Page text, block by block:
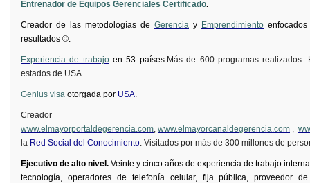
Entrenador de Equipos Gerenciales Certificado.
Creador de las metodologías de Gerencia y Emprendimiento
resultados ©.
Experiencia de trabajoen 53 países. Más de 600 programas realizados.
estados de USA.
Genius visa otorgada por USA
Creador
www.elmayorportaldegerencia.com www.elmayorcanaldegerencia.com
la Red Social del Conocimiento . Visitados por más de 300 millones de
Ejecutivo de alto nivel. Veinte y cinco años de experiencia de trabajo
tecnología, operadores de telefonía celular, fija pública, proveedor